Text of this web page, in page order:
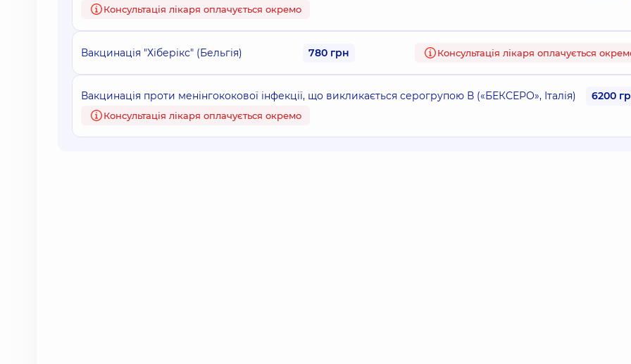
Консультація лікаря оплачується окремо
Вакцинація "Хіберікс" (Бельгія) 780 грн Консультація лікаря оплачується
Вакцинація проти менінгококової інфекції, що викликається серогрупою В («БЕКСЕРО», Італія) 6200
Консультація лікаря оплачується окремо